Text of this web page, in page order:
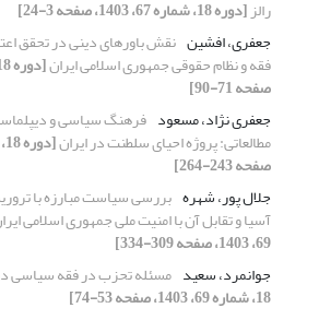
رالز[دوره 18، شماره 67، 1403، صفحه 3-24]
جعفری، افشین نقش باورهای دینی در تحقق
فقه و نظام حقوقی جمهوری اسلامی ایران
صفحه 71-90]
جعفری نژاد، مسعود فرهنگ سیاسی و
مطالعاتی: پروژه احیای سلطنت در ایران
صفحه 243-264]
جلال پور، شهره بررسی سیاست مبارزه با
آسیا و تقابل آن با امنیت ملی جمهوری اسلامی
69، 1403، صفحه 309-334]
جوانمرد، سعید مسئله تحزب در فقه سیاسی
18، شماره 69، 1403، صفحه 53-74]